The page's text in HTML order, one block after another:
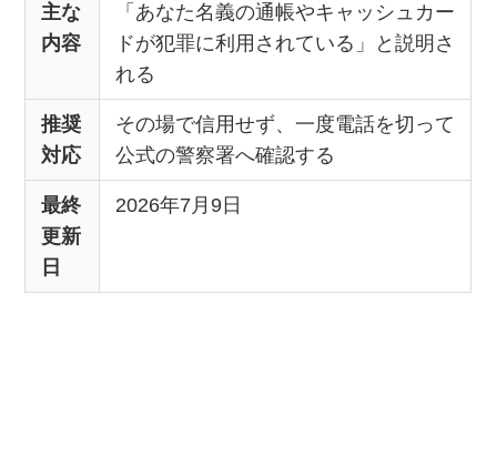
主な
内容
「あなた名義の通帳やキャッシュカー
ドが犯罪に利用されている」と説明さ
れる
推奨
対応
その場で信用せず、一度電話を切って
公式の警察署へ確認する
最終
更新
日
2026年7月9日